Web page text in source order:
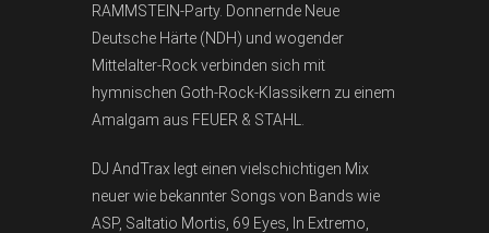
RAMMSTEIN-Party. Donnernde Neue
Deutsche Härte (NDH) und wogender
Mittelalter-Rock verbinden sich mit
hymnischen Goth-Rock-Klassikern zu einem
Amalgam aus FEUER & STAHL.
DJ AndTrax legt einen vielschichtigen Mix
neuer wie bekannter Songs von Bands wie
ASP, Saltatio Mortis, 69 Eyes, In Extremo,